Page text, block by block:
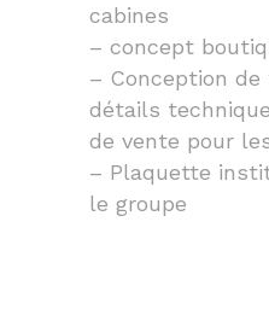
cabines
– concept
– Conception
détails
de vente pour
– Plaquette
le groupe